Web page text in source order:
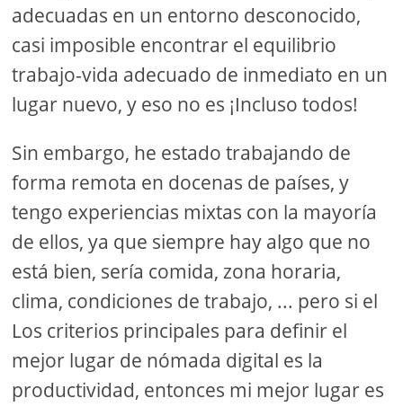
adecuadas en un entorno desconocido,
casi imposible encontrar el equilibrio
trabajo-vida adecuado de inmediato en un
lugar nuevo, y eso no es ¡Incluso todos!
Sin embargo, he estado trabajando de
forma remota en docenas de países, y
tengo experiencias mixtas con la mayoría
de ellos, ya que siempre hay algo que no
está bien, sería comida, zona horaria,
clima, condiciones de trabajo, ... pero si el
Los criterios principales para definir el
mejor lugar de nómada digital es la
productividad, entonces mi mejor lugar es